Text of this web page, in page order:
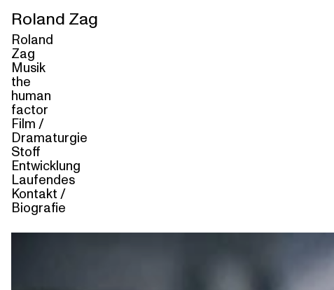
Roland Zag
Roland
Zag
Musik
the
human
factor
Film /
Dramaturgie
Stoff
Entwicklung
Laufendes
Kontakt /
Biografie